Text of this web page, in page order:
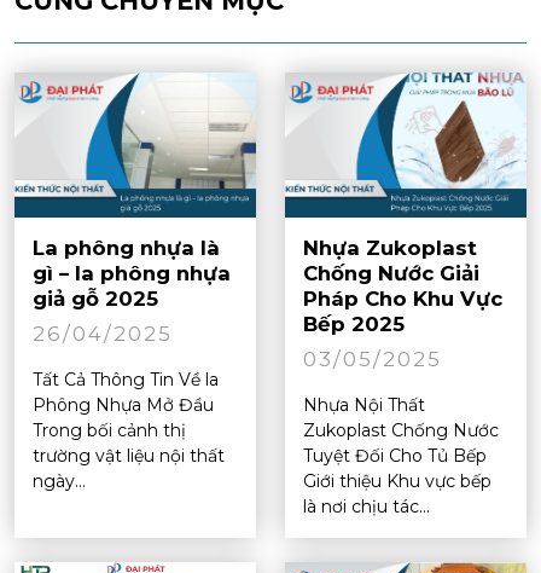
La phông nhựa là
gì – la phông nhựa
giả gỗ 2025
26/04/2025
Tất Cả Thông Tin Về la
Phông Nhựa Mở Đầu
Trong bối cảnh thị
trường vật liệu nội thất
ngày...
Nhựa Zukoplast
Chống Nước Giải
Pháp Cho Khu Vực
Bếp 2025
03/05/2025
Nhựa Nội Thất
Zukoplast Chống Nước
Tuyệt Đối Cho Tủ Bếp
Giới thiệu Khu vực bếp
là nơi chịu tác...